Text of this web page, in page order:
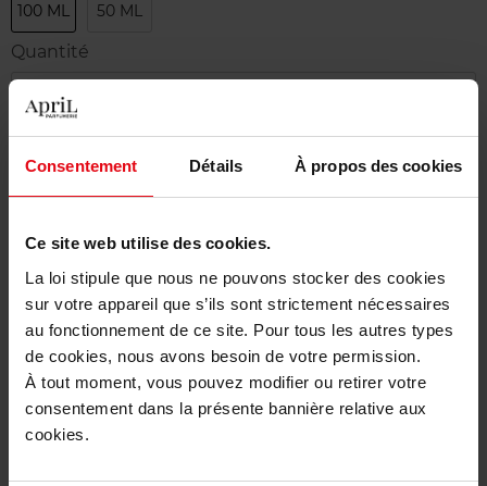
Consentement Détails À propos des cookies
Ce site web utilise des cookies.
La loi stipule que nous ne pouvons stocker des cookies
sur votre appareil que s’ils sont strictement nécessaires
au fonctionnement de ce site. Pour tous les autres types
de cookies, nous avons besoin de votre permission.
À tout moment, vous pouvez modifier ou retirer votre
consentement dans la présente bannière relative aux
cookies.
100 ML 50 ML
Quantité
Livraison
Livraison gratuite à partir de 50€
Retour gratuit dans votre magasin